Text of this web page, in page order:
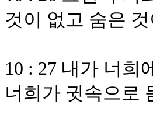
것이 없고 숨은
10 : 27 내가 너희
너희가 귓속으로